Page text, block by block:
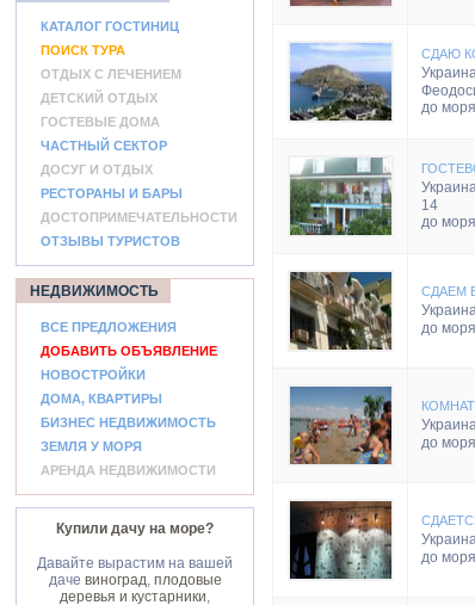
КАТАЛОГ ГОСТИНИЦ
ПОИСК ТУРА
ОТДЫХ С ЛЕЧЕНИЕМ
ДЕТСКИЙ ОТДЫХ
ГОСТЕВЫЕ ДОМА
ЧАСТНЫЙ СЕКТОР
ДОСУГ И ОТДЫХ
РЕСТОРАНЫ И БАРЫ
ДОСТОПРИМЕЧАТЕЛЬНОСТИ
ОТЗЫВЫ ТУРИСТОВ
НЕДВИЖИМОСТЬ
ВСЕ ПРЕДЛОЖЕНИЯ
ДОБАВИТЬ ОБЪЯВЛЕНИЕ
НОВОСТРОЙКИ
ДОМА, КВАРТИРЫ
БИЗНЕС НЕДВИЖИМОСТЬ
ЗЕМЛЯ У МОРЯ
АРЕНДА НЕДВИЖИМОСТИ
Купили дачу на море?
Давайте вырастим на вашей
даче виноград, плодовые
деревья и кустарники,
СДАЮ
до
14
до
СДАЕМ
до
до
до